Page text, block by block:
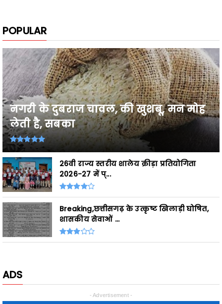
POPULAR
नगरी के दुबराज चावल, की खुशबू, मन मोह
लेती है, सबका
26वी राज्य स्तरीय शालेय क्रीड़ा प्रतियोगिता
2026-27 में प्...
Breaking,छत्तीसगढ़ के उत्कृष्ट खिलाड़ी घोषित,
शासकीय सेवाओं ...
ADS
- Advertisement -